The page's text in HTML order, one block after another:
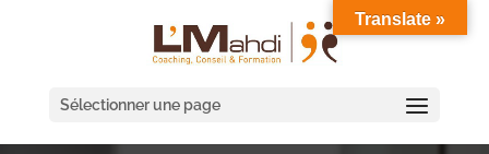
Sélectionner une page
Translate »